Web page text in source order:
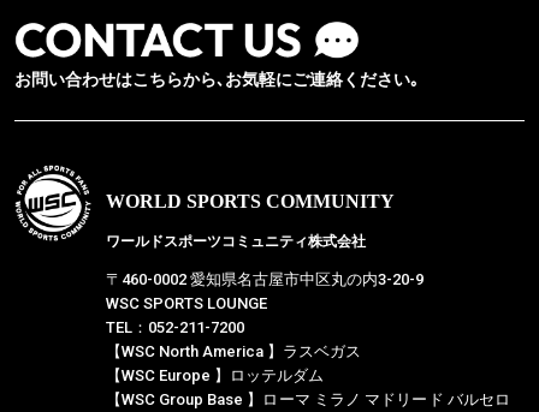
お問い合わせはこちらから､お気軽にご連絡ください｡
WORLD SPORTS COMMUNITY
ワールドスポーツコミュニティ株式会社
〒460-0002 愛知県名古屋市中区丸の内3-20-9
WSC SPORTS LOUNGE
TEL：052-211-7200
【WSC North America 】ラスベガス
【WSC Europe 】ロッテルダム
【WSC Group Base 】ローマ ミラノ マドリード バルセロ